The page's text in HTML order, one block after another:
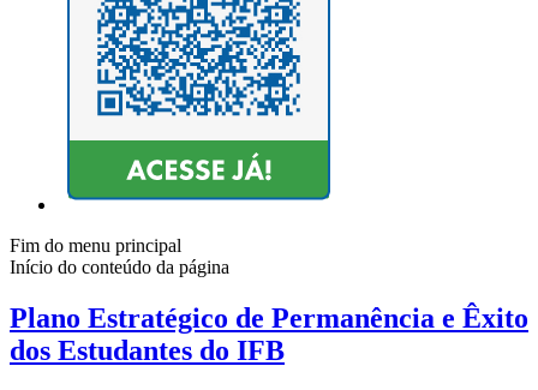
Fim do menu principal
Início do conteúdo da página
Plano Estratégico de Permanência e Êxito
dos Estudantes do IFB